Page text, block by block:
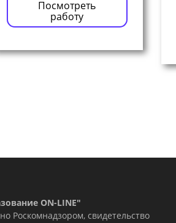
Посмотреть
работу
ON-LINE"
Роскомнадзором, свидетельство